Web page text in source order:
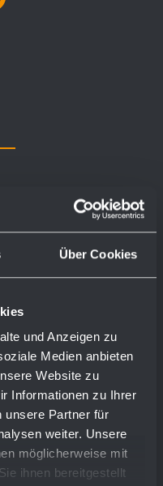
Über Cookies
und Anzeigen zu
Medien anbieten
Website zu
Informationen zu Ihrer
unsere Partner für
weiter. Unsere
möglicherweise mit
ihnen bereitgestellt
di bagni e
A seconda del
per visitatori o
o design